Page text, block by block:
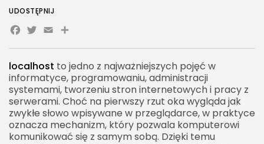
localhost to jedno z najważniejszych pojęć w
informatyce, programowaniu, administracji
systemami, tworzeniu stron internetowych i pracy z
serwerami. Choć na pierwszy rzut oka wygląda jak
zwykłe słowo wpisywane w przeglądarce, w praktyce
oznacza mechanizm, który pozwala komputerowi
komunikować się z samym sobą. Dzięki temu
Różnica między localhost a 127.0.0.1
Kiedy localhost i 127.0.0.1 mogą działać inaczej?
Przykład problemu z IPv6
Localhost a 0.0.0.0
Kiedy używać 0.0.0.0?
Localhost w praktyce programisty
Localhost w HTML, CSS i JavaScript
UDOSTĘPNIJ
Facebook
Twitter
EmailShare